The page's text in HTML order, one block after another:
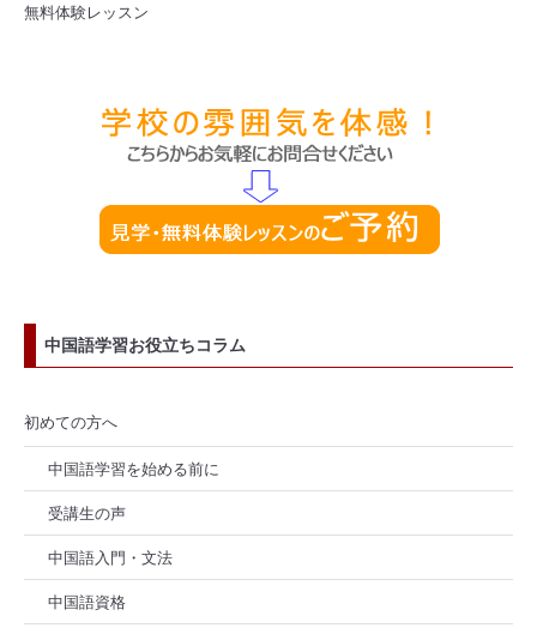
無料体験レッスン
中国語学習お役立ちコラム
初めての方へ
中国語学習を始める前に
受講生の声
中国語入門・文法
中国語資格